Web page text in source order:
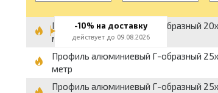
Профиль алюминиевый Г-образный
метр
Профиль алюминиевый Г-образный
метр
Профиль алюминиевый Г-образный
-10% на доставку
действует до 09.08.2026